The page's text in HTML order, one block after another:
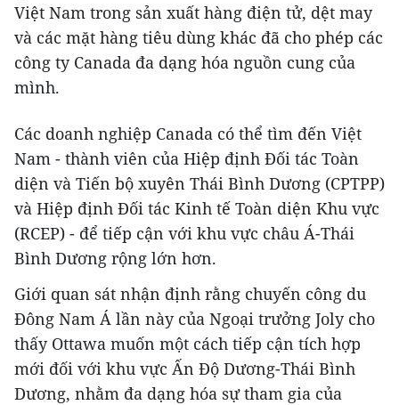
Việt Nam trong sản xuất hàng điện tử, dệt may
và các mặt hàng tiêu dùng khác đã cho phép các
công ty Canada đa dạng hóa nguồn cung của
mình.
Các doanh nghiệp Canada có thể tìm đến Việt
Nam - thành viên của Hiệp định Đối tác Toàn
diện và Tiến bộ xuyên Thái Bình Dương (CPTPP)
và Hiệp định Đối tác Kinh tế Toàn diện Khu vực
(RCEP) - để tiếp cận với khu vực châu Á-Thái
Bình Dương rộng lớn hơn.
Giới quan sát nhận định rằng chuyến công du
Đông Nam Á lần này của Ngoại trưởng Joly cho
thấy Ottawa muốn một cách tiếp cận tích hợp
mới đối với khu vực Ấn Độ Dương-Thái Bình
Dương, nhằm đa dạng hóa sự tham gia của